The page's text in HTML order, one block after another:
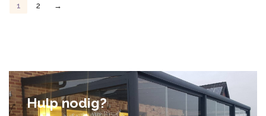
1 2 →
Hulp nodig?